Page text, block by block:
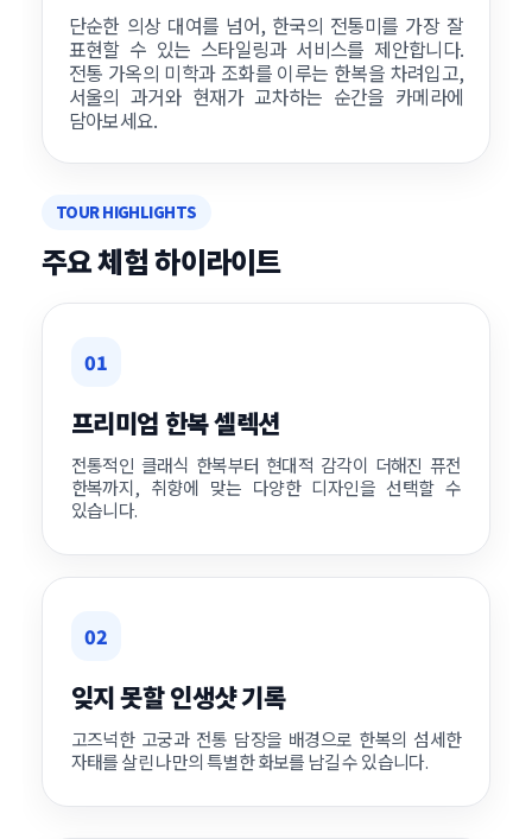
단순한 의상 대여를 넘어, 한국의 전통미를 가장 잘
표현할 수 있는 스타일링과 서비스를 제안합니다.
전통 가옥의 미학과 조화를 이루는 한복을 차려입고,
서울의 과거와 현재가 교차하는 순간을 카메라에
담아보세요.
TOUR HIGHLIGHTS
주요 체험 하이라이트
01
프리미엄 한복 셀렉션
전통적인 클래식 한복부터 현대적 감각이 더해진 퓨전
한복까지, 취향에 맞는 다양한 디자인을 선택할 수
있습니다.
02
잊지 못할 인생샷 기록
고즈넉한 고궁과 전통 담장을 배경으로 한복의 섬세한
자태를 살린 나만의 특별한 화보를 남길 수 있습니다.